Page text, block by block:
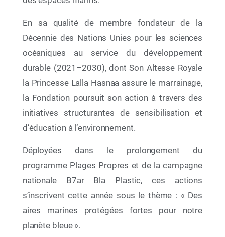
« Racines et Horizons » La Fondation
Mohammed VI pour la Protection de
au Développement Durable pour dresser le bilan
2025-2026 et tracer les perspectives 2026-2027
En sa qualité de membre fondateur de la
Décennie des Nations Unies pour les sciences
océaniques au service du développement
durable (2021–2030), dont Son Altesse Royale
la Princesse Lalla Hasnaa assure le marrainage,
la Fondation poursuit son action à travers des
initiatives structurantes de sensibilisation et
d’éducation à l’environnement.
Déployées dans le prolongement du
programme Plages Propres et de la campagne
nationale B7ar Bla Plastic, ces actions
s’inscrivent cette année sous le thème : « Des
aires marines protégées fortes pour notre
planète bleue ».